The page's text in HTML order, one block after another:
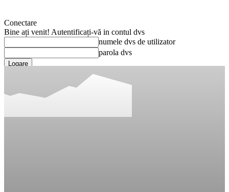
Conectare
Bine ați venit! Autentificați-vă in contul dvs
numele dvs de utilizator
parola dvs
Ați uitat parola? obține ajutor
Recuperați-vă parola